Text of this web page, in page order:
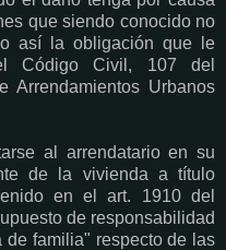
que siendo conocido no
así la obligación que le
Código Civil, 107 del
Urbanos
al arrendatario en su
de la vivienda a título
en el art. 1910 del
de responsabilidad
familia" respecto de las